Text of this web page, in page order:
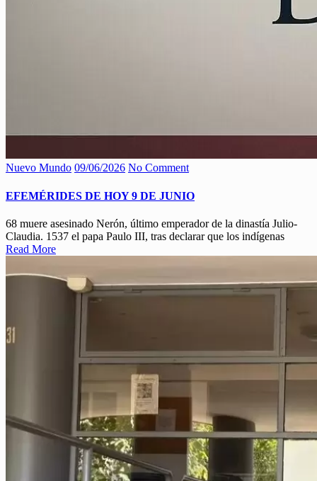
Nuevo Mundo 09/06/2026 No Comment
EFEMÉRIDES DE HOY 9 DE JUNIO
68 muere asesinado Nerón, último emperador de la dinastía Julio-
Claudia. 1537 el papa Paulo III, tras declarar que los indígenas
Read More